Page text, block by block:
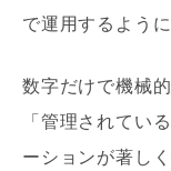
で運用するよう
数字だけで機械
「管理されてい
ーションが著し